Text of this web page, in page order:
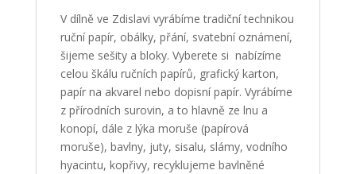
V dílně ve Zdislavi vyrábíme tradiční technikou
ruční papír, obálky, přání, svatební oznámení,
šijeme sešity a bloky. Vyberete si nabízíme
celou škálu ručních papírů, grafický karton,
papír na akvarel nebo dopisní papír. Vyrábíme
z přírodních surovin, a to hlavně ze lnu a
konopí, dále z lýka moruše (papírová
moruše), bavlny, juty, sisalu, slámy, vodního
hyacintu, kopřivy, recyklujeme bavlněné